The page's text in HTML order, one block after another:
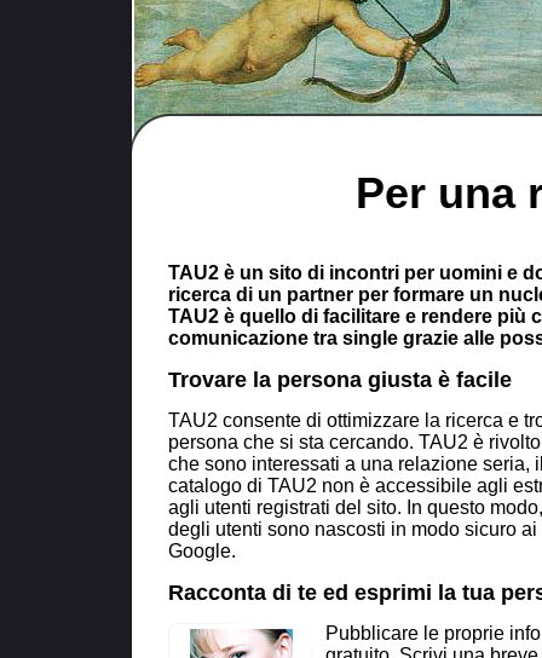
Per una
TAU2 è un sito di incontri per uomini e
ricerca di un partner per formare un
TAU2 è quello di facilitare e rendere più
comunicazione tra single grazie alle
Trovare la persona giusta è facile
TAU2 consente di ottimizzare la ricerca e
persona che si sta cercando. TAU2 è
che sono interessati a una relazione seria,
catalogo di TAU2 non è accessibile agli
agli utenti registrati del sito. In questo
degli utenti sono nascosti in modo sicuro
Google.
Racconta di te ed esprimi la tua
Pubblicare le proprie